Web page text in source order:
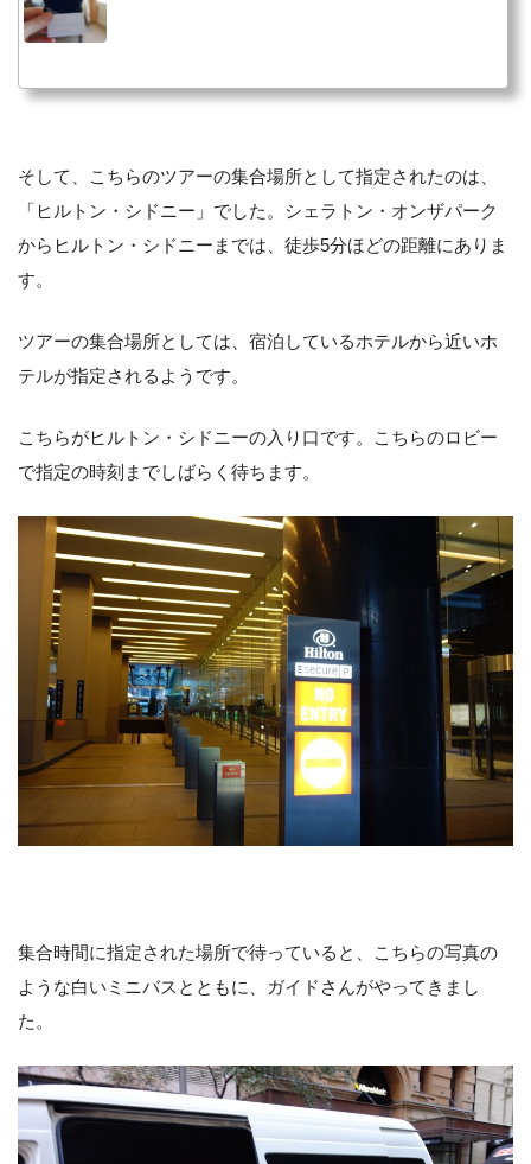
そして、こちらのツアーの集合場所として指定されたのは、
「ヒルトン・シドニー」でした。シェラトン・オンザパーク
からヒルトン・シドニーまでは、徒歩5分ほどの距離にありま
す。
ツアーの集合場所としては、宿泊しているホテルから近いホ
テルが指定されるようです。
こちらがヒルトン・シドニーの入り口です。こちらのロビー
で指定の時刻までしばらく待ちます。
集合時間に指定された場所で待っていると、こちらの写真の
ような白いミニバスとともに、ガイドさんがやってきまし
た。